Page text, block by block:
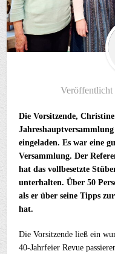
Veröffentlicht
Die Vorsitzende,
eingeladen. Es war eine
Versammlung. Der
hat das vollbesetzte
unterhalten. Über 50
als er über seine Tipps
hat.
Die Vorsitzende ließ ein
40-Jahrfeier Revue